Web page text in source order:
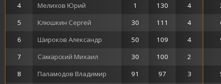
4
Мелихов Юрий 1 130
4
5
Клюшкин Сергей 30 111
4
6
Широков Александр 50 109
4
7
Самарский Михаил 30 100
2
8
Паламодов Владимир 91 97
3